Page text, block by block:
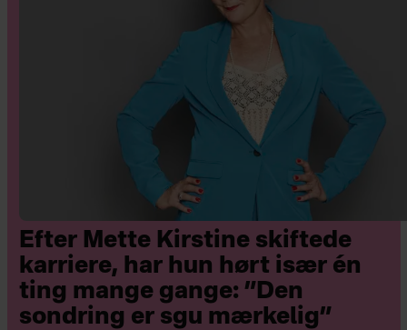
Efter Mette Kirstine skiftede
karriere, har hun hørt især én
ting mange gange: ”Den
sondring er sgu mærkelig”